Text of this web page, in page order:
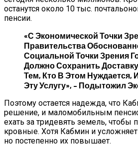
останутся около 10 тыс.
пенсии.
«С Экономической Точки
Правительства
Социальной Точки Зрения
Должно Сохранить
Тем, Кто В Этом Нуждается,
Эту Услугу», – Подытожил
Поэтому остается надежда, что
решение, и маломобильным
ехать за тридевять земель, чтобы
кровные. Хотя Кабмин и
но постепенно их повышает.